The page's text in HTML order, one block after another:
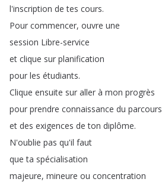
l'inscription de tes cours.
Pour commencer, ouvre une
session Libre-service
et clique sur planification
pour les étudiants.
Clique ensuite sur aller à mon progrès
pour prendre connaissance du parcours
et des exigences de ton diplôme.
N'oublie pas qu'il faut
que ta spécialisation
majeure, mineure ou concentration